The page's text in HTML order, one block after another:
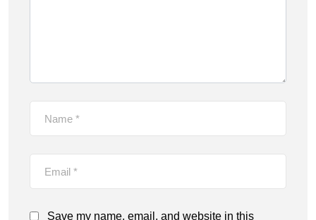
Save my name, email, and website in this